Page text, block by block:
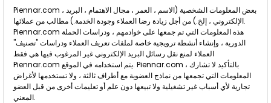
Piennar.com ، بعض المعلومات الشخصية (الاسم ، العمر ، مجال الاهتمام ، البريد
الإلكتروني ، إلخ.) من أجل زيادة رضا العملاء وجودة الخدمة.) مطالب من عملائها.
Piennar.com هذه المعلومات التي تم جمعها على خوادمهم ، ودراسات الحملة
الدورية ، وإنشاء أنشطة ترويجية خاصة لملفات تعريف العملاء ودراسات "تصنيف"
العملاء لمنع نقل رسائل البريد الإلكتروني غير المرغوب فيها هي فقط
Piennar.com يتم استخدامه في الموقع. Piennar.com ، بالتأكيد لا تشارك
المعلومات التي تجمعها من نماذج العضوية مع أطراف ثالثة ، ولا تستخدمها لأغراض
تجارية لأي أسباب غير تشغيلية ولا تبيعها دون علم أو تعليمات أخرى من قبل العضو
المعني.